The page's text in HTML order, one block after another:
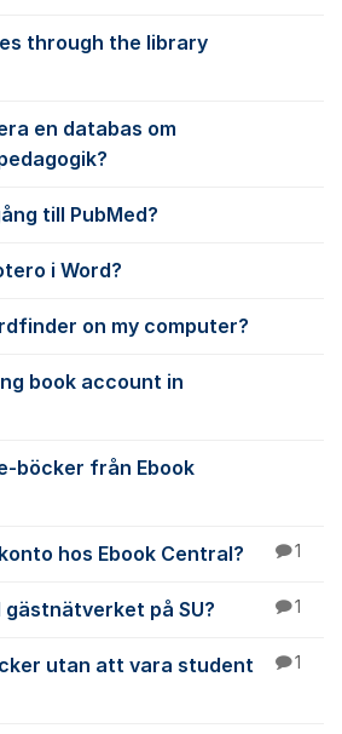
through the library
en databas om
till PubMed?
i Word?
on my computer?
book account in
böcker från Ebook
hos Ebook Central? 1
på SU? 1
utan att vara student
1